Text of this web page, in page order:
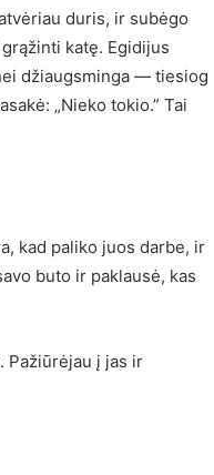
duris, ir subėgo
katę. Egidijus
džiaugsminga — tiesiog
„Nieko tokio.” Tai
kad paliko juos darbe, ir
buto ir paklausė, kas
Pažiūrėjau į jas ir